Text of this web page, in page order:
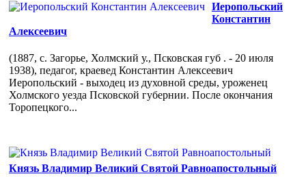
Иеропольский
Константин
Алексеевич
(1887, с. Загорье, Холмский у., Псковская губ . - 20 июля
1938), педагог, краевед Константин Алексеевич
Иеропольский - выходец из духовной среды, уроженец
Холмского уезда Псковской губернии. После окончания
Торопецкого...
Князь Владимир Великий Святой Равноапостольный